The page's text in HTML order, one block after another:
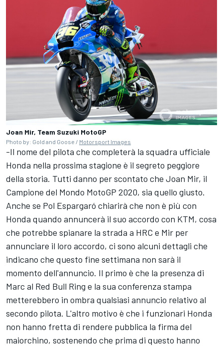
Joan Mir, Team Suzuki MotoGP
Photo by: Gold and Goose / Motorsport Images
-Il nome del pilota che completerà la squadra ufficiale
Honda nella prossima stagione è il segreto peggiore
della storia. Tutti danno per scontato che Joan Mir, il
Campione del Mondo MotoGP 2020, sia quello giusto.
Anche se Pol Espargaró chiarirà che non è più con
Honda quando annuncerà il suo accordo con KTM, cosa
che potrebbe spianare la strada a HRC e Mir per
annunciare il loro accordo, ci sono alcuni dettagli che
indicano che questo fine settimana non sarà il
momento dell'annuncio. Il primo è che la presenza di
Marc al Red Bull Ring e la sua conferenza stampa
metterebbero in ombra qualsiasi annuncio relativo al
secondo pilota. L'altro motivo è che i funzionari Honda
non hanno fretta di rendere pubblica la firma del
maiorchino, sostenendo che prima di questo hanno